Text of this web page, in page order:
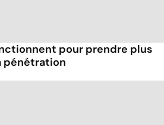
pour prendre plus
pénétration